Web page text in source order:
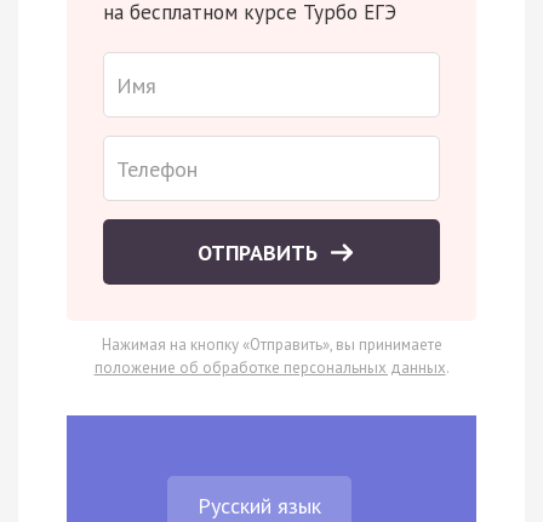
на бесплатном курсе Турбо ЕГЭ
ОТПРАВИТЬ
Нажимая на кнопку «Отправить», вы принимаете
положение об обработке персональных данных.
Русский язык